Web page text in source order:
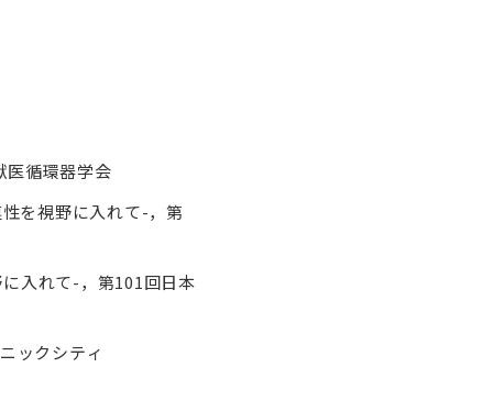
医循環器学会
を視野に入れて-，第
入れて-，第101回日本
ックシティ